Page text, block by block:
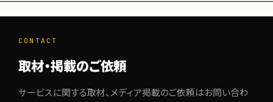
CONTACT
取材・掲載のご依頼
サービスに関する取材、メディア掲載のご依頼はお問い合わ